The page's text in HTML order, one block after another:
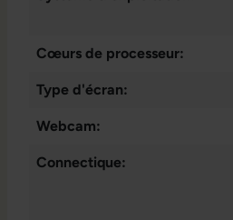
Cœurs de processeur:
Type d'écran:
Webcam:
Connectique: